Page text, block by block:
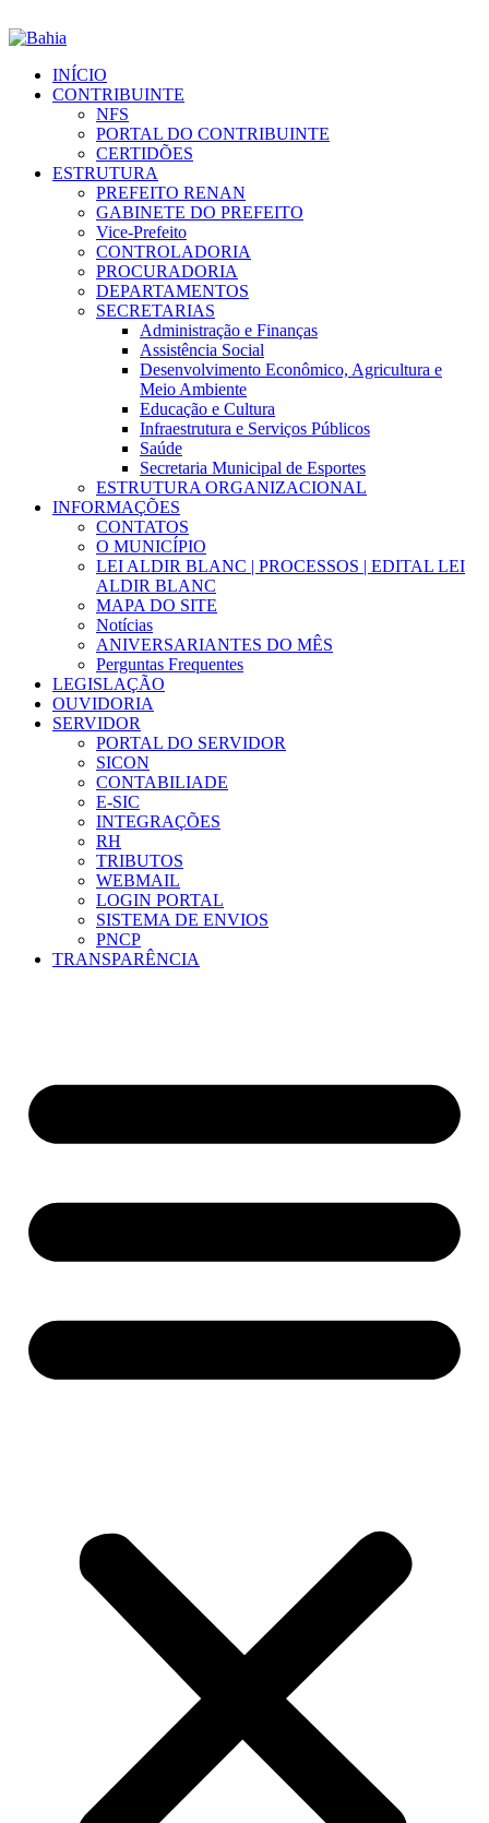
INÍCIO
CONTRIBUINTE
NFS
PORTAL DO CONTRIBUINTE
CERTIDÕES
ESTRUTURA
PREFEITO RENAN
GABINETE DO PREFEITO
Vice-Prefeito
CONTROLADORIA
PROCURADORIA
DEPARTAMENTOS
SECRETARIAS
Administração e Finanças
Assistência Social
Desenvolvimento Econômico, Agricultura e
Meio Ambiente
Educação e Cultura
Infraestrutura e Serviços Públicos
Saúde
Secretaria Municipal de Esportes
ESTRUTURA ORGANIZACIONAL
INFORMAÇÕES
CONTATOS
O MUNICÍPIO
LEI ALDIR BLANC | PROCESSOS | EDITAL LEI
ALDIR BLANC
MAPA DO SITE
Notícias
ANIVERSARIANTES DO MÊS
Perguntas Frequentes
LEGISLAÇÃO
OUVIDORIA
SERVIDOR
PORTAL DO SERVIDOR
SICON
CONTABILIADE
E-SIC
INTEGRAÇÕES
RH
TRIBUTOS
WEBMAIL
LOGIN PORTAL
SISTEMA DE ENVIOS
PNCP
TRANSPARÊNCIA